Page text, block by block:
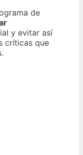
de
y evitar así
críticas que